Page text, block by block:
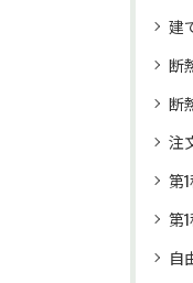
建
断
断
注
第
第
自